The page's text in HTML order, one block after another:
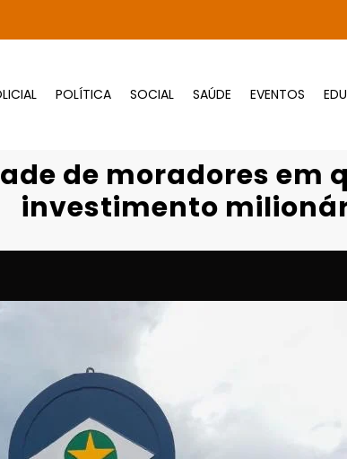
POLÍTICA SOCIAL SAÚDE EVENTOS
de moradores em
investimento